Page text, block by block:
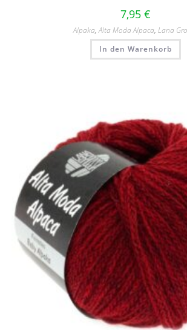
7,95 €
Alpaka,Alta Moda Alpaca, Lana
In den Warenkorb